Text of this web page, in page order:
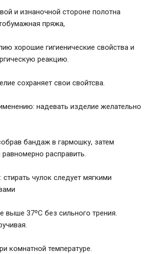
и изнаночной стороне полотна
пряжа,
хорошие гигиенические свойства и
реакцию.
сохраняет свои свойтсва.
надевать изделие желательно
бандаж в гармошку, затем
равномерно расправить.
чулок следует мягкими
выше 37ºC без сильного трения.
комнатной температуре.